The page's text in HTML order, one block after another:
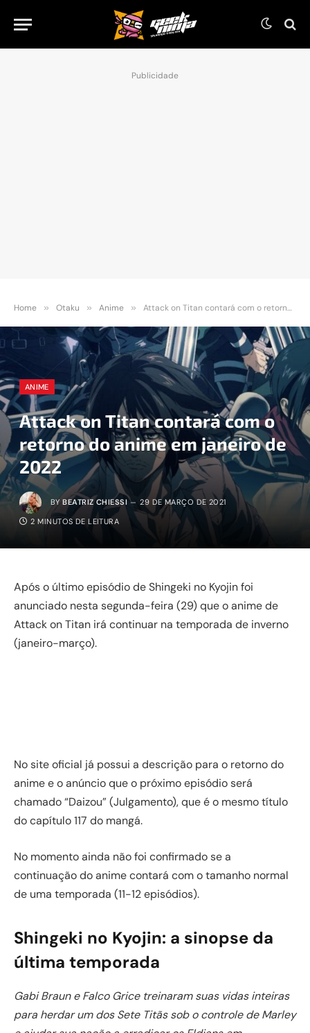
Publicidade
Home » Otaku » Anime » Attack on Titan contará com o retorno do anime em janeiro de 2022
ANIME
Attack on Titan contará com o
retorno do anime em janeiro de
2022
BY BEATRIZ CHIESSI 29 DE MARÇO DE 2021
2 MINUTOS DE LEITURA
Após o último episódio de Shingeki no Kyojin foi
anunciado nesta segunda-feira (29) que o anime de
Attack on Titan irá continuar na temporada de inverno
(janeiro-março).
No site oficial já possui a descrição para o retorno do
anime e o anúncio que o próximo episódio será
chamado “Daizou” (Julgamento), que é o mesmo título
do capítulo 117 do mangá.
No momento ainda não foi confirmado se a
continuação do anime contará com o tamanho normal
de uma temporada (11-12 episódios).
Shingeki no Kyojin: a sinopse da
última temporada
Gabi Braun e Falco Grice treinaram suas vidas inteiras
para herdar um dos Sete Titãs sob o controle de Marley